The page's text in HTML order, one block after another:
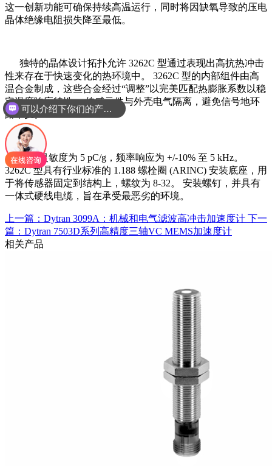
这一创新功能可确保持续高温运行，同时将因缺氧导致的压电
晶体绝缘电阻损失降至最低。
独特的晶体设计拓扑允许 3262C 型通过表现出高抗热冲击
性来存在于快速变化的热环境中。 3262C 型的内部组件由高
温合金制成，这些合金经过“调整”以完美匹配热膨胀系数以稳
定温度响应特性。 传感元件与外壳电气隔离，避免信号地环
路干扰。
基本灵敏度为 5 pC/g，频率响应为 +/-10% 至 5 kHz。
3262C 型具有行业标准的 1.188 螺栓圈 (ARINC) 安装底座，用
于将传感器固定到结构上，螺纹为 8-32。 安装螺钉，并具有
一体式硬线电缆，旨在承受最恶劣的环境。
上一篇：Dytran 3099A：机械和电气滤波高冲击加速度计 下一
篇：Dytran 7503D系列高精度三轴VC MEMS加速度计
相关产品